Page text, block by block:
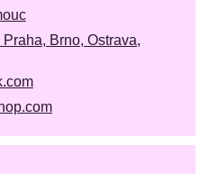
Brno, Ostrava,